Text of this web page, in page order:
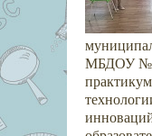
МБДОУ №